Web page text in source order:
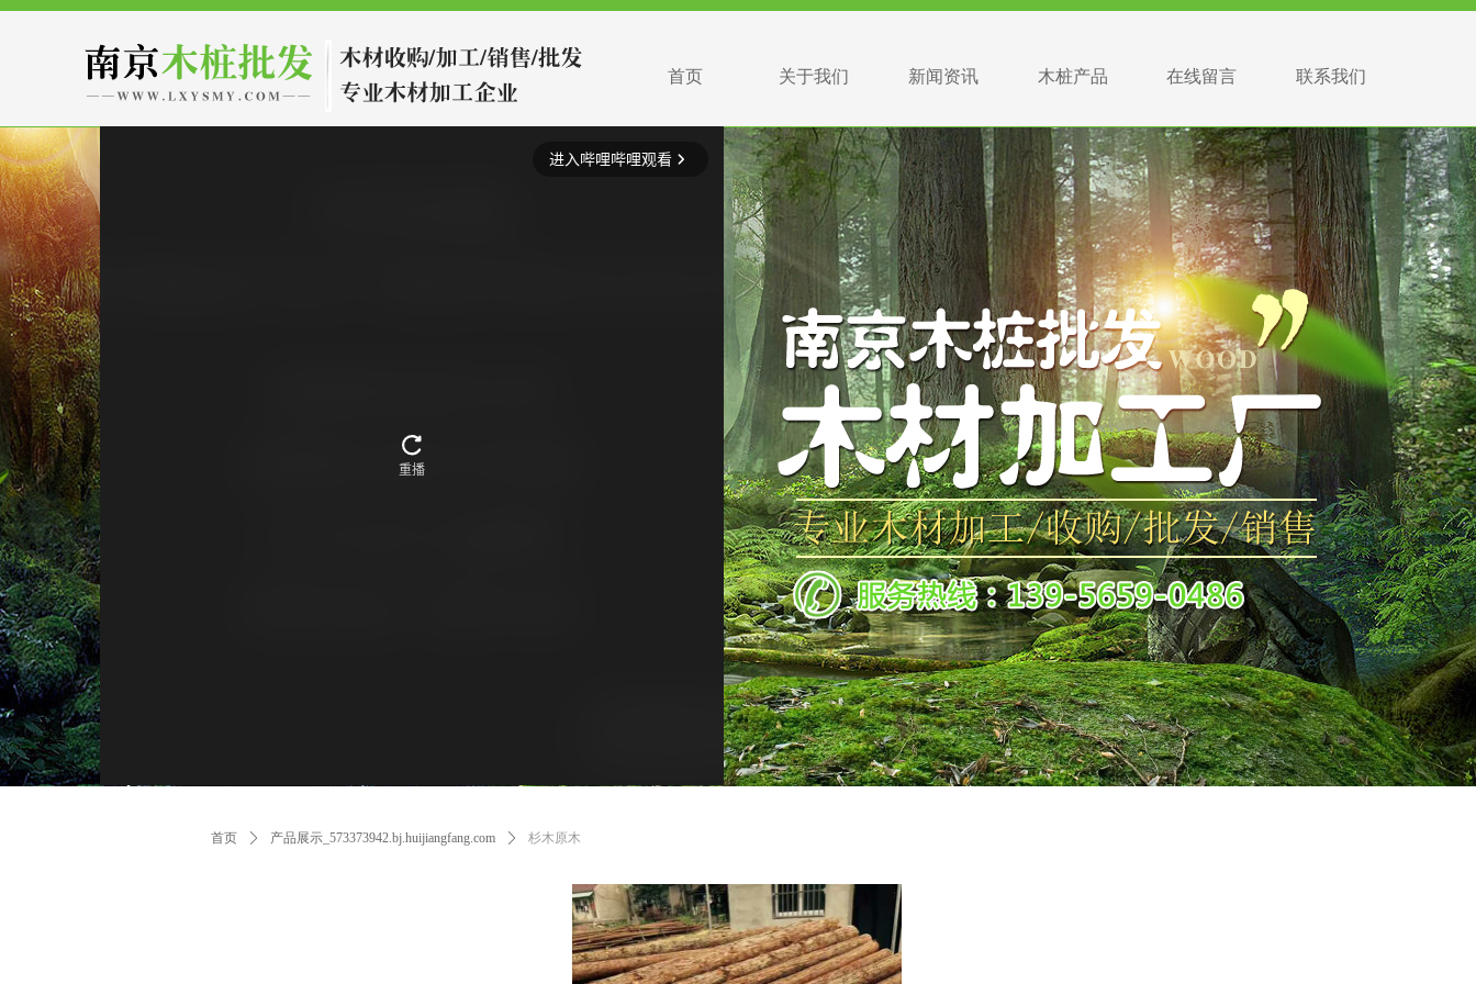
首页 关于我们 新闻资讯 木桩产品 在线留言 联系我们
首页 ꄲ 产品展示_573373942.bj.huijiangfang.com ꄲ 杉木原木